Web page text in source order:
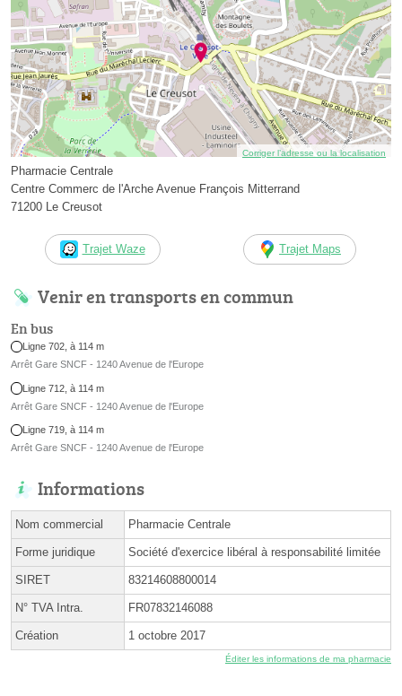
Corriger l’adresse ou la localisation
Pharmacie Centrale
Centre Commerc de l'Arche Avenue François Mitterrand
71200 Le Creusot
Trajet Waze Trajet Maps
Venir en transports en commun
En bus
Ligne 702, à 114 m
Arrêt Gare SNCF - 1240 Avenue de l'Europe
Ligne 712, à 114 m
Arrêt Gare SNCF - 1240 Avenue de l'Europe
Ligne 719, à 114 m
Arrêt Gare SNCF - 1240 Avenue de l'Europe
Informations
Nom commercial Pharmacie Centrale
Forme juridique Société d'exercice libéral à responsabilité limitée
SIRET 83214608800014
N° TVA Intra. FR07832146088
Création 1 octobre 2017
Éditer les informations de ma pharmacie